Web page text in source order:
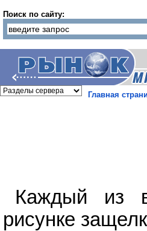
Поиск по сайту:
Главная
Каждый из
рисунке